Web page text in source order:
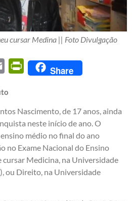
cursar Medina || Foto Divulgação
Email PrintFriendly
Share
Nascimento, de 17 anos, ainda
neste início de ano. O
médio no final do ano
no Exame Nacional do Ensino
Medicina, na Universidade
ou Direito, na Universidade